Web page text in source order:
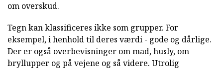
om overskud.
Tegn kan klassificeres ikke som grupper. For
eksempel, i henhold til deres værdi - gode og dårlige.
Der er også overbevisninger om mad, husly, om
bryllupper og på vejene og så videre. Utrolig